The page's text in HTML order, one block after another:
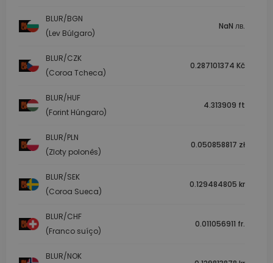
BLUR/BGN
(Lev Búlgaro)
NaN лв.
BLUR/CZK
(Coroa Tcheca)
0.287101374 Kč
BLUR/HUF
(Forint Húngaro)
4.313909 ft
BLUR/PLN
(Zloty polonês)
0.050858817 zł
BLUR/SEK
(Coroa Sueca)
0.129484805 kr
BLUR/CHF
(Franco suíço)
0.011056911 fr.
BLUR/NOK